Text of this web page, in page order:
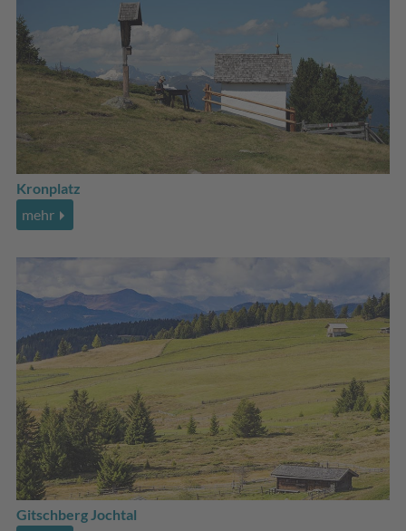
Kronplatz
mehr
Gitschberg Jochtal